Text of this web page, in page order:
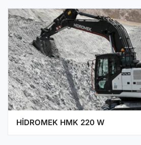
HİDROMEK HMK 220 W